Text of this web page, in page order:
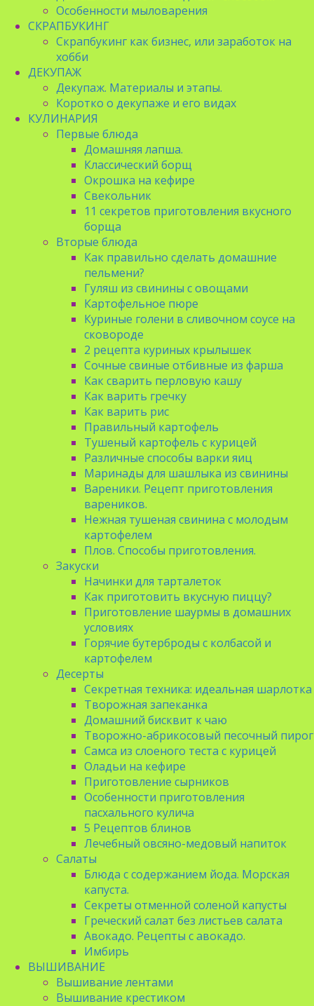
Особенности мыловарения
СКРАПБУКИНГ
Скрапбукинг как бизнес, или заработок на
хобби
ДЕКУПАЖ
Декупаж. Материалы и этапы.
Коротко о декупаже и его видах
КУЛИНАРИЯ
Первые блюда
Домашняя лапша.
Классический борщ
Окрошка на кефире
Свекольник
11 секретов приготовления вкусного
борща
Вторые блюда
Как правильно сделать домашние
пельмени?
Гуляш из свинины с овощами
Картофельное пюре
Куриные голени в сливочном соусе на
сковороде
2 рецепта куриных крылышек
Сочные свиные отбивные из фарша
Как сварить перловую кашу
Как варить гречку
Как варить рис
Правильный картофель
Тушеный картофель с курицей
Различные способы варки яиц
Маринады для шашлыка из свинины
Вареники. Рецепт приготовления
вареников.
Нежная тушеная свинина с молодым
картофелем
Плов. Способы приготовления.
Закуски
Начинки для тарталеток
Как приготовить вкусную пиццу?
Приготовление шаурмы в домашних
условиях
Горячие бутерброды с колбасой и
картофелем
Десерты
Секретная техника: идеальная шарлотка
Творожная запеканка
Домашний бисквит к чаю
Творожно-абрикосовый песочный пирог
Самса из слоеного теста с курицей
Оладьи на кефире
Приготовление сырников
Особенности приготовления
пасхального кулича
5 Рецептов блинов
Лечебный овсяно-медовый напиток
Салаты
Блюда с содержанием йода. Морская
капуста.
Секреты отменной соленой капусты
Греческий салат без листьев салата
Авокадо. Рецепты с авокадо.
Имбирь
ВЫШИВАНИЕ
Вышивание лентами
Вышивание крестиком